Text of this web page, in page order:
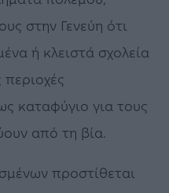
στην Γενεύη ότι
ή κλειστά σχολεία
καταφύγιο για τους
από τη βία.
προστίθεται